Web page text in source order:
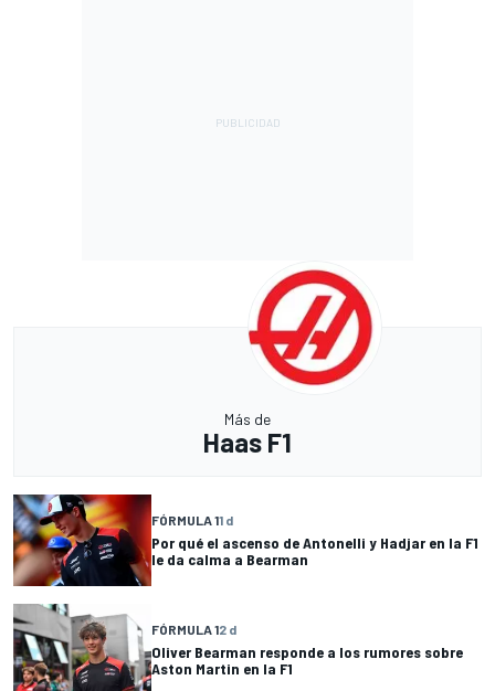
Más de
Haas F1
FÓRMULA 11 d
Por qué el ascenso de Antonelli y Hadjar en la F1
le da calma a Bearman
FÓRMULA 12 d
Oliver Bearman responde a los rumores sobre
Aston Martin en la F1